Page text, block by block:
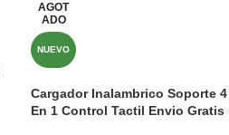
AGOT
ADO
NUEVO
Cargador Inalambrico Soporte 4
En 1 Control Tactil Envio Gratis